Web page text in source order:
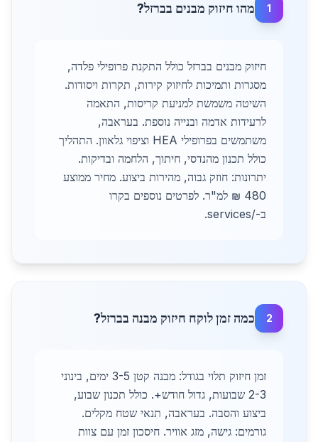
1 מהו חיזוק מבנים בברזל?
חיזוק מבנים בברזל כולל התקנת פרופילי פלדה,
מסגרות ותמיכות לחיזוק קירות, תקרות ויסודות.
השיטה משמשת למניעת קריסות, התאמה
לרעידות אדמה ובנייה נוספת. בעראבה,
משתמשים בפרופילי HEA וציפוי גלאוון. התהליך
כולל תכנון מהנדסי, חיתוך, הלחמה ובדיקות.
יתרונות: חוזק גבוה, מהירות ביצוע. מחיר ממוצע
480 ₪ למ"ר. לפרטים נוספים בקרו
ב-/services.
2 כמה זמן לוקח חיזוק מבנה בברזל?
זמן חיזוק תלוי בגודל: מבנה קטן 3-5 ימים, בינוני
2-3 שבועות, גדול חודש+. כולל תכנון שבוע,
ביצוע והסבה. בעראבה, תנאי שטח מקלים.
גורמים: גישה, מזג אוויר. חיסכון זמן עם צוות